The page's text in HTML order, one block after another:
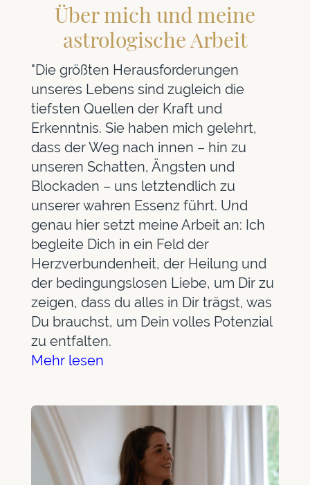
Über mich und meine
astrologische Arbeit
"Die größten Herausforderungen
unseres Lebens sind zugleich die
tiefsten Quellen der Kraft und
Erkenntnis. Sie haben mich gelehrt,
dass der Weg nach innen – hin zu
unseren Schatten, Ängsten und
Blockaden – uns letztendlich zu
unserer wahren Essenz führt. Und
genau hier setzt meine Arbeit an: Ich
begleite Dich in ein Feld der
Herzverbundenheit, der Heilung und
der bedingungslosen Liebe, um Dir zu
zeigen, dass du alles in Dir trägst, was
Du brauchst, um Dein volles Potenzial
zu entfalten.
Mehr lesen